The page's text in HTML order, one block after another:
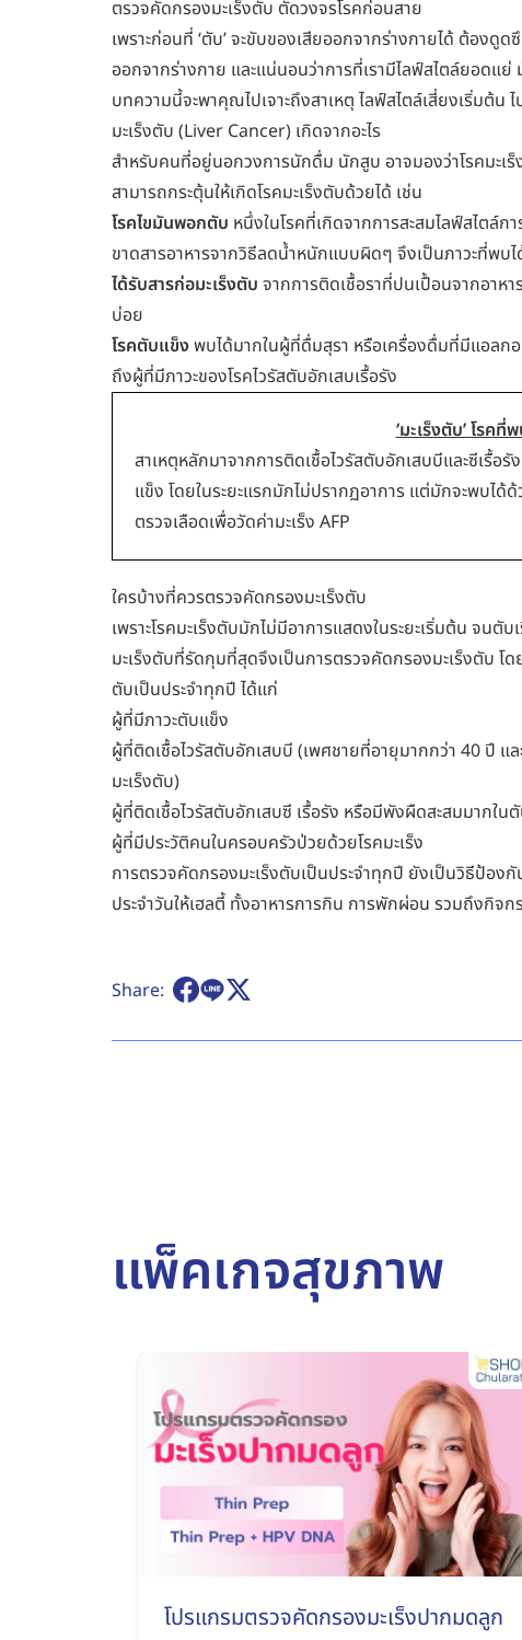
ตรวจคัดกรองมะเร็งตับ ตัดวงจรโรคก่อนสาย
เพราะก่อนที่ ‘ตับ’ จะขับของเสียออกจากร่างกายได้ ต้อง
ออกจากร่างกาย และแน่นอนว่าการที่เรามีไลฟ์สไตล์ยอดแ
บทความนี้จะพาคุณไปเจาะถึงสาเหตุ ไลฟ์สไตล์เสี่ยงเริ่มต้
มะเร็งตับ (Liver Cancer) เกิดจากอะไร
สำหรับคนที่อยู่นอกวงการนักดื่ม นักสูบ อาจมองว่าโรคมะเ
สามารถกระตุ้นให้เกิดโรคมะเร็งตับด้วยได้ เช่น
โรคไขมันพอกตับ หนึ่งในโรคที่เกิดจากการสะสมไลฟ์สไต
ขาดสารอาหารจากวิธีลดน้ำหนักแบบผิดๆ จึงเป็นภาวะที่พบ
ได้รับสารก่อมะเร็งตับ จากการติดเชื้อราที่ปนเปื้อนจากอาห
บ่อย
โรคตับแข็งพบได้มากในผู้ที่ดื่มสุรา หรือเครื่องดื่มที่มีแอล
ถึงผู้ที่มีภาวะของโรคไวรัสตับอักเสบเรื้อรัง
‘มะเร็งตับ’ โรค
สาเหตุหลักมาจากการติดเชื้อไวรัสตับอักเสบบีและซีเรื้อ
แข็ง โดยในระยะแรกมักไม่ปรากฏอาการ แต่มักจะพบไ
ตรวจเลือดเพื่อวัดค่ามะเร็ง AFP
ใครบ้างที่ควรตรวจคัดกรองมะเร็งตับ
เพราะโรคมะเร็งตับมักไม่มีอาการแสดงในระยะเริ่มต้น จน
มะเร็งตับที่รัดกุมที่สุดจึงเป็นการตรวจคัดกรองมะเร็งตับ โ
ตับเป็นประจำทุกปี ได้แก่
ผู้ที่มีภาวะตับแข็ง
ผู้ที่ติดเชื้อไวรัสตับอักเสบบี (เพศชายที่อายุมากกว่า 40 ปี
มะเร็งตับ)
ผู้ที่ติดเชื้อไวรัสตับอักเสบซี เรื้อรัง หรือมีพังผืดสะสมมากใน
ผู้ที่มีประวัติคนในครอบครัวป่วยด้วยโรคมะเร็ง
การตรวจคัดกรองมะเร็งตับเป็นประจำทุกปี ยังเป็นวิธีป้อง
ประจำวันให้เฮลตี้ ทั้งอาหารการกิน การพักผ่อน รวมถึงกิจ
Share:
แพ็คเกจสุขภาพ
โปรแกรมตรวจคัดกรองมะเร็งปากมดลูก